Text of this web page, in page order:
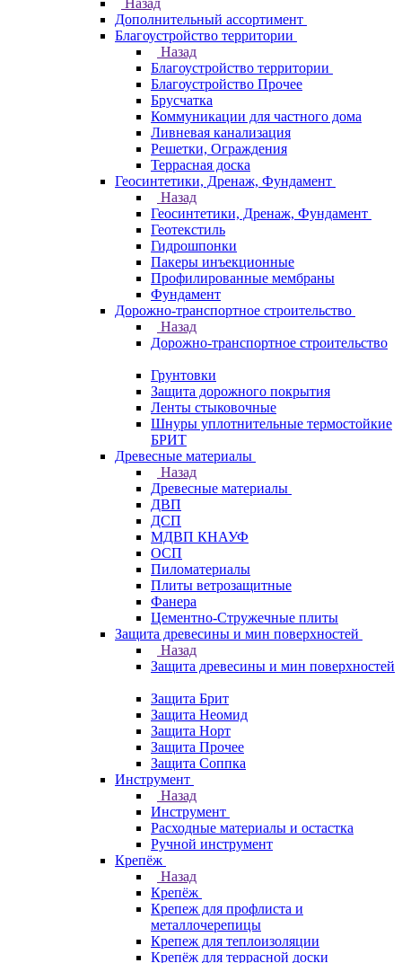
Назад
Дополнительный ассортимент
Благоустройство территории
Назад
Благоустройство территории
Благоустройство Прочее
Брусчатка
Коммуникации для частного дома
Ливневая канализация
Решетки, Ограждения
Террасная доска
Геосинтетики, Дренаж, Фундамент
Назад
Геосинтетики, Дренаж, Фундамент
Геотекстиль
Гидрошпонки
Пакеры инъекционные
Профилированные мембраны
Фундамент
Дорожно-транспортное строительство
Назад
Дорожно-транспортное строительство
Грунтовки
Защита дорожного покрытия
Ленты стыковочные
Шнуры уплотнительные термостойкие
БРИТ
Древесные материалы
Назад
Древесные материалы
ДВП
ДСП
МДВП КНАУФ
ОСП
Пиломатериалы
Плиты ветрозащитные
Фанера
Цементно-Стружечные плиты
Защита древесины и мин поверхностей
Назад
Защита древесины и мин поверхностей
Защита Брит
Защита Неомид
Защита Норт
Защита Прочее
Защита Соппка
Инструмент
Назад
Инструмент
Расходные материалы и остастка
Ручной инструмент
Крепёж
Назад
Крепёж
Крепеж для профлиста и
металлочерепицы
Крепеж для теплоизоляции
Крепёж для террасной доски